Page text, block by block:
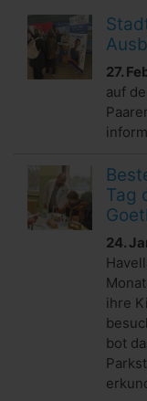
27.
auf
Tag
24.
ihre
bot